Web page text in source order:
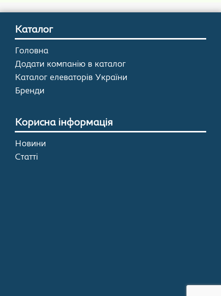
Каталог
Головна
Додати компанію в каталог
Каталог елеваторів України
Бренди
Корисна інформація
Новини
Статті